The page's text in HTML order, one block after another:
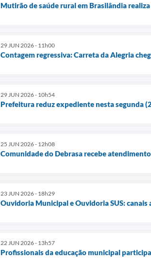
Mutirão de saúde rural em Brasilândia
29 JUN 2026 - 11h00
Contagem regressiva: Carreta da Alegria
29 JUN 2026 - 10h54
Prefeitura reduz expediente nesta segunda
25 JUN 2026 - 12h08
Comunidade do Debrasa recebe
23 JUN 2026 - 18h29
Ouvidoria Municipal e Ouvidoria SUS:
22 JUN 2026 - 13h57
Profissionais da educação municipal